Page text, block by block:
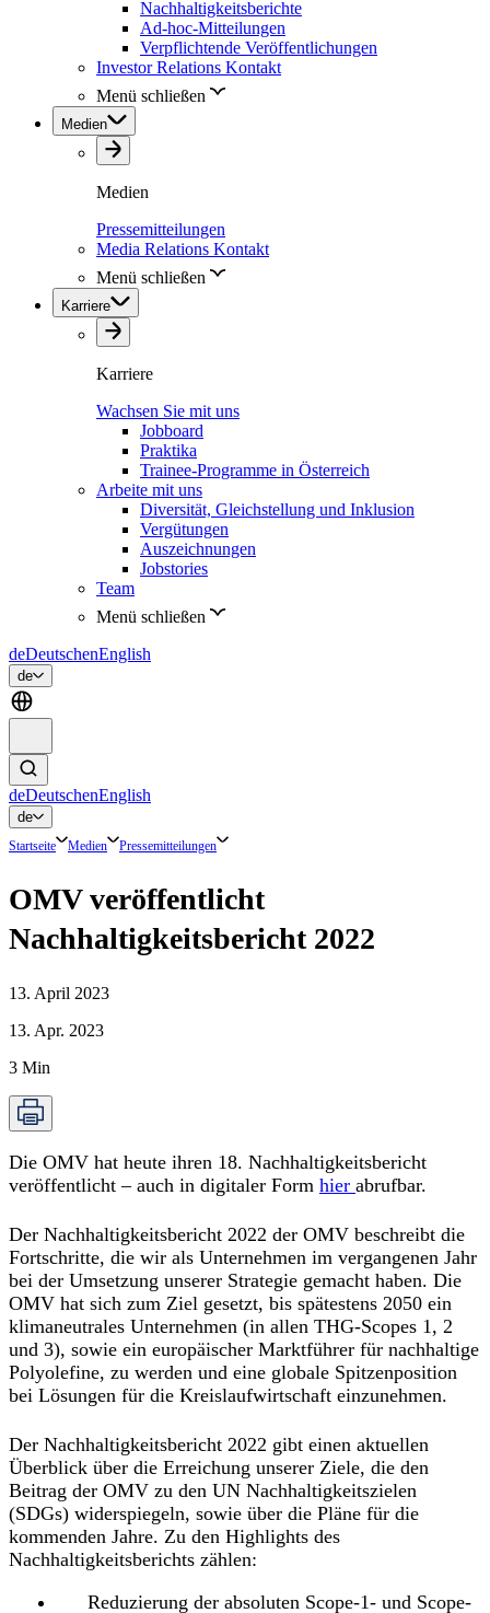
Nachhaltigkeitsberichte
Ad-hoc-Mitteilungen
Verpflichtende Veröffentlichungen
Investor Relations Kontakt
Menü schließen
Medien
Medien
Pressemitteilungen
Media Relations Kontakt
Menü schließen
Karriere
Karriere
Wachsen Sie mit uns
Jobboard
Praktika
Trainee-Programme in Österreich
Arbeite mit uns
Diversität, Gleichstellung und Inklusion
Vergütungen
Auszeichnungen
Jobstories
Team
Menü schließen
deDeutschenEnglish
de
deDeutschenEnglish
de
Startseite Medien Pressemitteilungen
OMV veröffentlicht
Nachhaltigkeitsbericht 2022
13. April 2023
13. Apr. 2023
3 Min
Die OMV hat heute ihren 18. Nachhaltigkeitsbericht
veröffentlicht – auch in digitaler Form hier abrufbar.
Der Nachhaltigkeitsbericht 2022 der OMV beschreibt die
Fortschritte, die wir als Unternehmen im vergangenen Jahr
bei der Umsetzung unserer Strategie gemacht haben. Die
OMV hat sich zum Ziel gesetzt, bis spätestens 2050 ein
klimaneutrales Unternehmen (in allen THG-Scopes 1, 2
und 3), sowie ein europäischer Marktführer für nachhaltige
Polyolefine, zu werden und eine globale Spitzenposition
bei Lösungen für die Kreislaufwirtschaft einzunehmen.
Der Nachhaltigkeitsbericht 2022 gibt einen aktuellen
Überblick über die Erreichung unserer Ziele, die den
Beitrag der OMV zu den UN Nachhaltigkeitszielen
(SDGs) widerspiegeln, sowie über die Pläne für die
kommenden Jahre. Zu den Highlights des
Nachhaltigkeitsberichts zählen:
Reduzierung der absoluten Scope-1- und Scope-